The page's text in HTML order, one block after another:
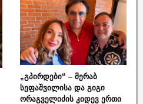
„გპირდები“ – მერაბ
სეფაშვილისა და გიგი
ორაგველიძის კიდევ ერთი